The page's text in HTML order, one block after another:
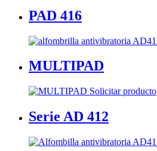
PAD 416
MULTIPAD
Solicitar producto
Serie AD 412